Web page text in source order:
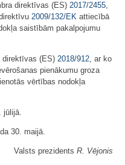
direktīvas (ES) 2017/2455,
2009/132/EK attiecībā
saistībām pakalpojumu
direktīvas (ES) 2018/912, ar ko
pienākumu groza
vērtības nodokļa
jūlijā.
30. maijā.
Valsts prezidents R. Vējonis